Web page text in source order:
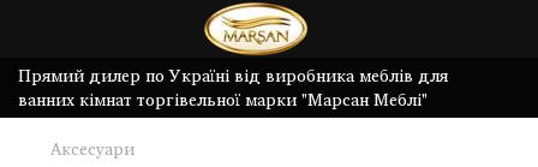
Прямий дилер по Україні від виробника меблів для
ванних кімнат торгівельної марки "Марсан Меблі"
Аксесуари